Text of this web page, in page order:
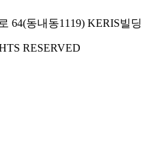
64(동내동1119) KERIS빌딩
RESERVED